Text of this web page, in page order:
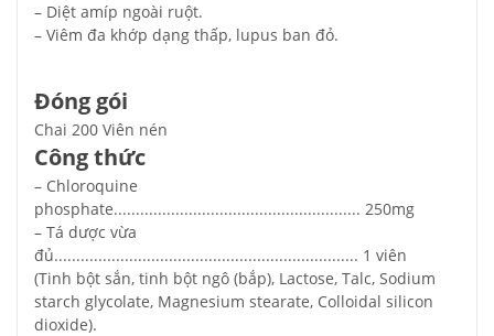
– Diệt amíp ngoài ruột.
– Viêm đa khớp dạng thấp, lupus ban đỏ.
Đóng gói
Chai 200 Viên nén
Công thức
– Chloroquine
phosphate........................................................ 250mg
– Tá dược vừa
đủ..................................................................... 1 viên
(Tinh bột sắn, tinh bột ngô (bắp), Lactose, Talc, Sodium
starch glycolate, Magnesium stearate, Colloidal silicon
dioxide).